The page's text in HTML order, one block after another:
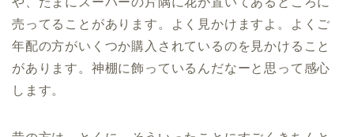
売ってることがあります。よく見かけますよ。よくご
年配の方がいくつか購入されているのを見かけること
があります。神棚に飾っているんだなーと思って感心
します。